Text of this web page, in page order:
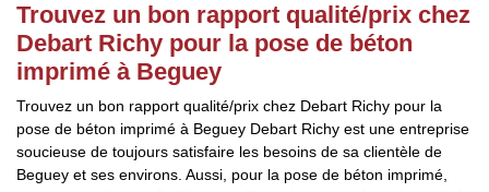
Trouvez un bon rapport qualité/prix chez
Debart Richy pour la pose de béton
imprimé à Beguey
Trouvez un bon rapport qualité/prix chez Debart Richy pour la
pose de béton imprimé à Beguey Debart Richy est une entreprise
soucieuse de toujours satisfaire les besoins de sa clientèle de
Beguey et ses environs. Aussi, pour la pose de béton imprimé,